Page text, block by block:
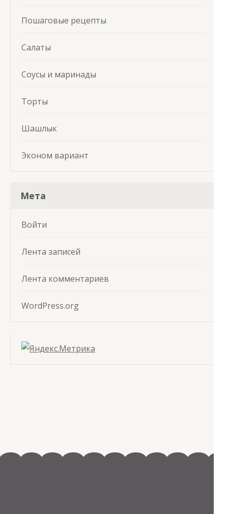
Пошаговые рецепты
Салаты
Соусы и маринады
Торты
Шашлык
Эконом вариант
Мета
Войти
Лента записей
Лента комментариев
WordPress.org